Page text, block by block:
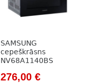
SAMSUNG
cepeškrāsns
NV68A1140BS
Original
276,00 €Current